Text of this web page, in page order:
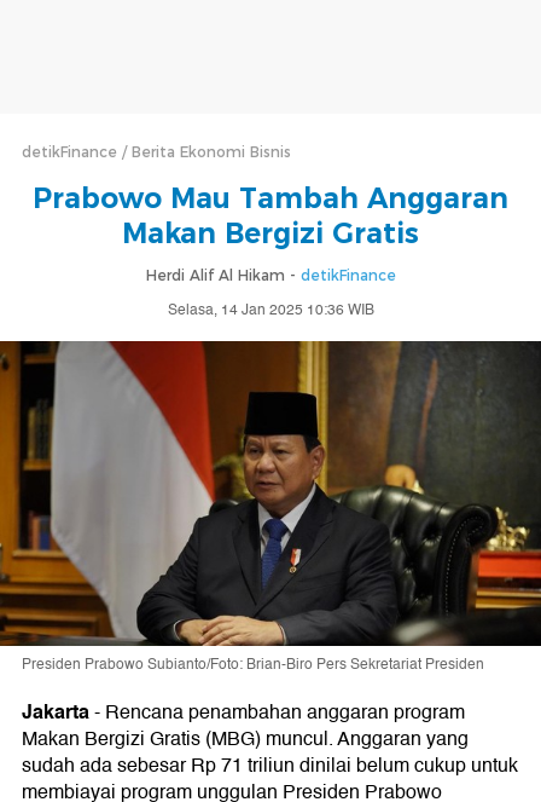
detikFinance Berita Ekonomi Bisnis
Prabowo Mau Tambah Anggaran
Makan Bergizi Gratis
Herdi Alif Al Hikam - detikFinance
Selasa, 14 Jan 2025 10:36 WIB
Presiden Prabowo Subianto/Foto: Brian-Biro Pers Sekretariat Presiden
Jakarta-Rencana penambahan anggaran program
Makan Bergizi Gratis (MBG) muncul. Anggaran yang
sudah ada sebesar Rp 71 triliun dinilai belum cukup untuk
membiayai program unggulan Presiden Prabowo